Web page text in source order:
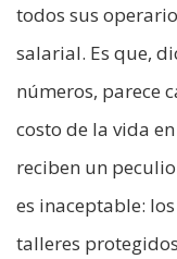
todos sus
salarial. Es que,
números, parece
costo de la vida
reciben un
es inaceptable:
talleres